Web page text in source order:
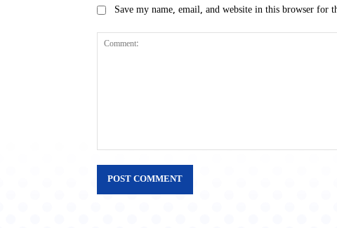
Save my name, email, and website in this browser for